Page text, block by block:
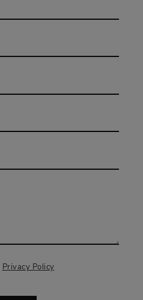
Privacy Policy